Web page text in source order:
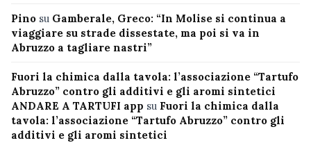
Pino su Gamberale, Greco: “In Molise si continua a
viaggiare su strade dissestate, ma poi si va in
Abruzzo a tagliare nastri”
Fuori la chimica dalla tavola: l’associazione “Tartufo
Abruzzo” contro gli additivi e gli aromi sintetici
ANDARE A TARTUFI app su Fuori la chimica dalla
tavola: l’associazione “Tartufo Abruzzo” contro gli
additivi e gli aromi sintetici